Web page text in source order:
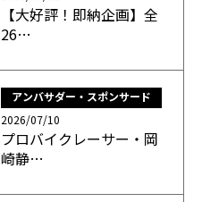
【大好評！即納企画】全
26…
アンバサダー・スポンサード
2026/07/10
プロバイクレーサー・岡
崎静…